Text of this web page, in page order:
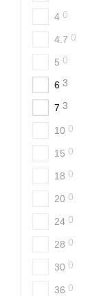
4 0
4.7 0
5 0
6 3
7 3
10 0
15 0
18 0
20 0
24 0
28 0
30 0
36 0